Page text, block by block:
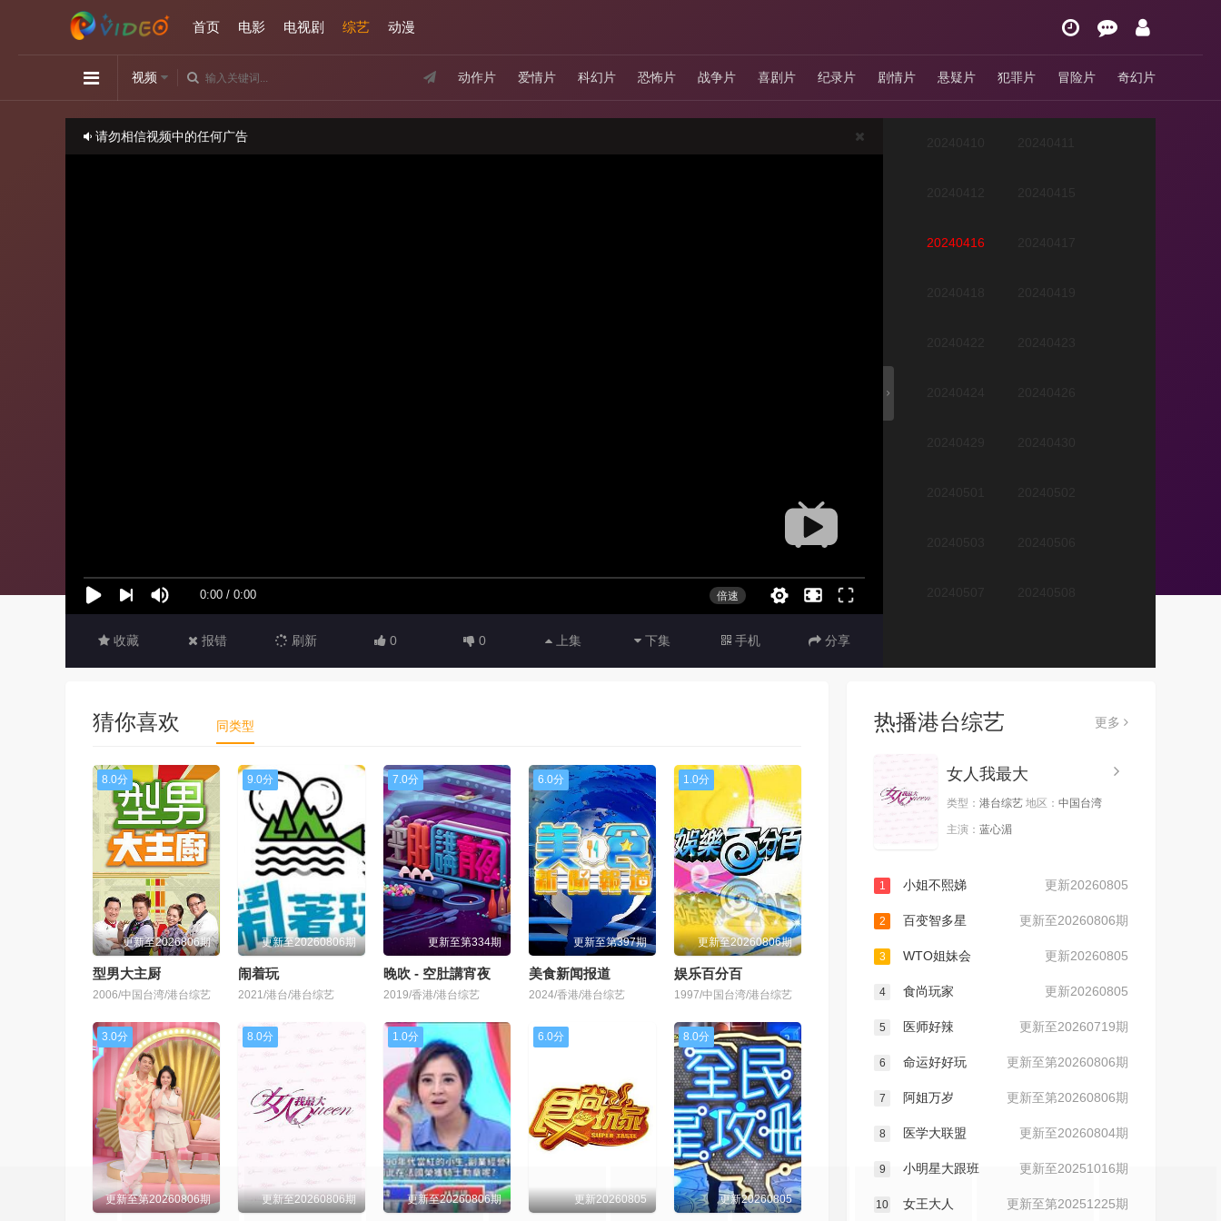
首页 电影 电视剧 综艺 动漫
动作片 爱情片 科幻片 恐怖片 战争片 喜剧片 纪录片 剧情片 悬疑片 犯罪片 冒险片 奇幻片
视频
如播放卡顿，请切换播放源观看或刷新！
收藏 报错 刷新 0 0 上集 下集 手机 分享
20240416
20240523 20240524
20240530 20240531
20240605 20240606
20240607 20240610
猜你喜欢 同类型
8.0分
更新至2026806期
型男大主厨
2006/中国台湾/港台综艺
9.0分
更新至20260806期
闹着玩
2021/港台/港台综艺
7.0分
更新至第334期
晚吹 - 空肚講宵夜
2019/香港/港台综艺
6.0分
更新至第397期
美食新闻报道
2024/香港/港台综艺
1.0分
更新至20260806期
娱乐百分百
1997/中国台湾/港台综艺
3.0分
更新至第20260806期
8.0分
更新至20260806期
1.0分
更新至20260806期
6.0分
更新20260805
8.0分
更新20260805
热播港台综艺 更多
女人我最大
类型： 港台综艺 地区： 中国台湾
主演： 蓝心湄
更新20260805
1 小姐不熙娣
更新至20260806期
2 百变智多星
更新20260805
3 WTO姐妹会
更新20260805
4 食尚玩家
更新至20260719期
5 医师好辣
更新至第20260806期
6 命运好好玩
更新至第20260806期
7 阿姐万岁
更新至20260804期
8 医学大联盟
更新至20251016期
9 小明星大跟班
更新至第20251225期
10 女王大人